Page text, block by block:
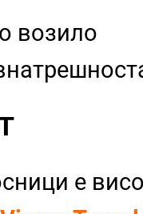
возило
е